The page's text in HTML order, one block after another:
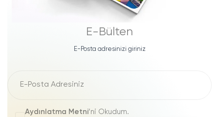
E-Bülten
E-Posta adresinizi giriniz
Aydınlatma Metni’ni Okudum.